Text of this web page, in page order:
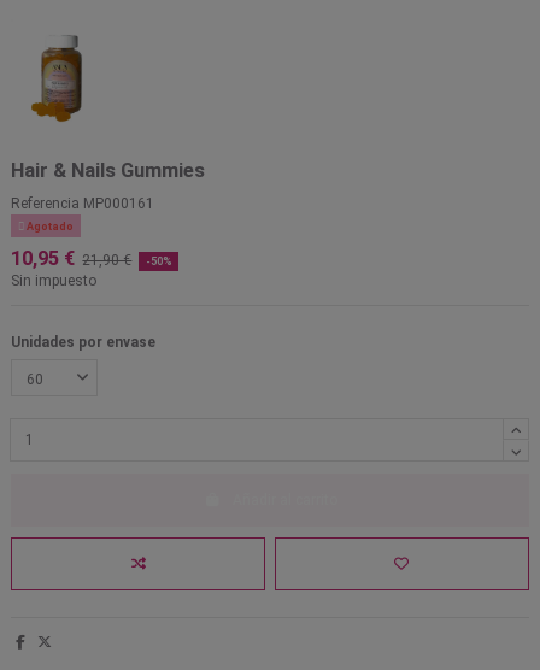
Hair & Nails Gummies
Referencia MP000161
 Agotado
10,95 € 21,90 € -50%
Sin impuesto
Unidades por envase